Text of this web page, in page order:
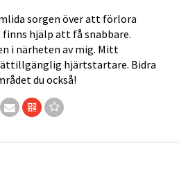
sorgen över att förlora
hjälp att få snabbare.
i närheten av mig. Mitt
hjärtstartare. Bidra
du också!